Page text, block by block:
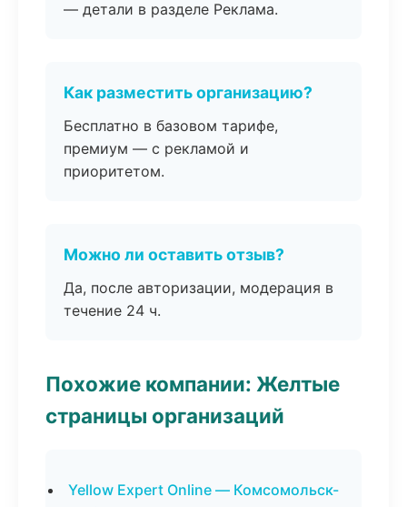
— детали в разделе Реклама.
Как разместить организацию?
Бесплатно в базовом тарифе,
премиум — с рекламой и
приоритетом.
Можно ли оставить отзыв?
Да, после авторизации, модерация в
течение 24 ч.
Похожие компании: Желтые
страницы организаций
Yellow Expert Online — Комсомольск-